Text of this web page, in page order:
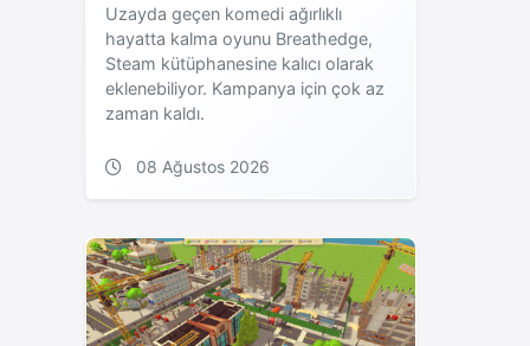
Uzayda geçen komedi ağırlıklı
hayatta kalma oyunu Breathedge,
Steam kütüphanesine kalıcı olarak
eklenebiliyor. Kampanya için çok az
zaman kaldı.
08 Ağustos 2026